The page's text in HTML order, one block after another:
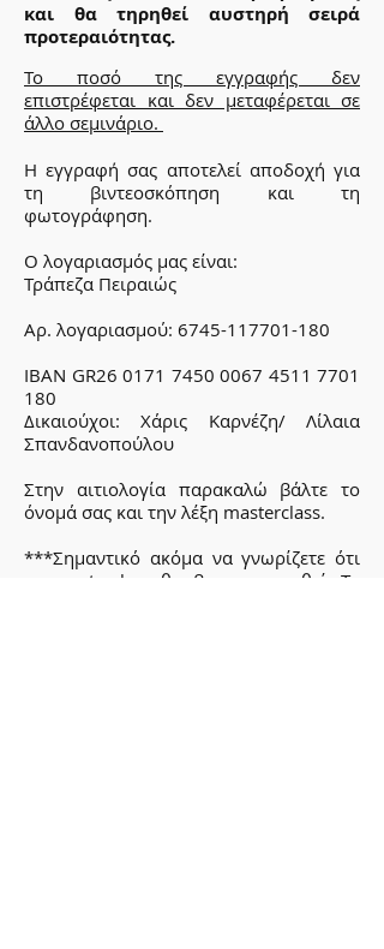
και θα τηρηθεί αυστηρή σειρά
προτεραιότητας.
Το ποσό της εγγραφής δεν
επιστρέφεται και δεν μεταφέρεται σε
άλλο σεμινάριο.
Η εγγραφή σας αποτελεί αποδοχή για
τη βιντεοσκόπηση και τη
φωτογράφηση.
Ο λογαριασμός μας είναι:
Τράπεζα Πειραιώς
Αρ. λογαριασμού:6745-117701-180
IBAN GR26 0171 7450 0067 4511 7701
180
Δικαιούχοι: Χάρις Καρνέζη/ Λίλαια
Σπανδανοπούλου
Στην αιτιολογία παρακαλώ βάλτε το
όνομά σας και την λέξη masterclass.
***Σημαντικό ακόμα να γνωρίζετε ότι
το masterclass θα βιντεοσκοπηθεί. Το